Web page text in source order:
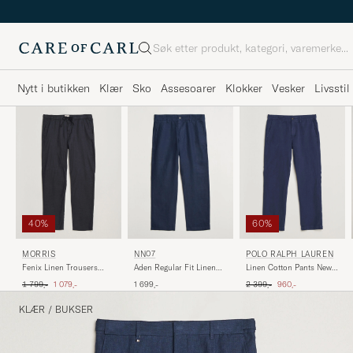
Søk
Nytt i butikken Klær Sko Assesoarer Klokker Vesker Livsstil
40%
MORRIS
Fenix Linen Trousers
Ordinær pris
1 799,- Nedsatt pris
1 079,-
NN07
Aden Regular Fit Linen
1 699,-
60%
POLO RALPH LAUREN
Linen Cotton Pants New
Ordinær pris
2 399,- Nedsatt pris
960,-
KLÆR / BUKSER